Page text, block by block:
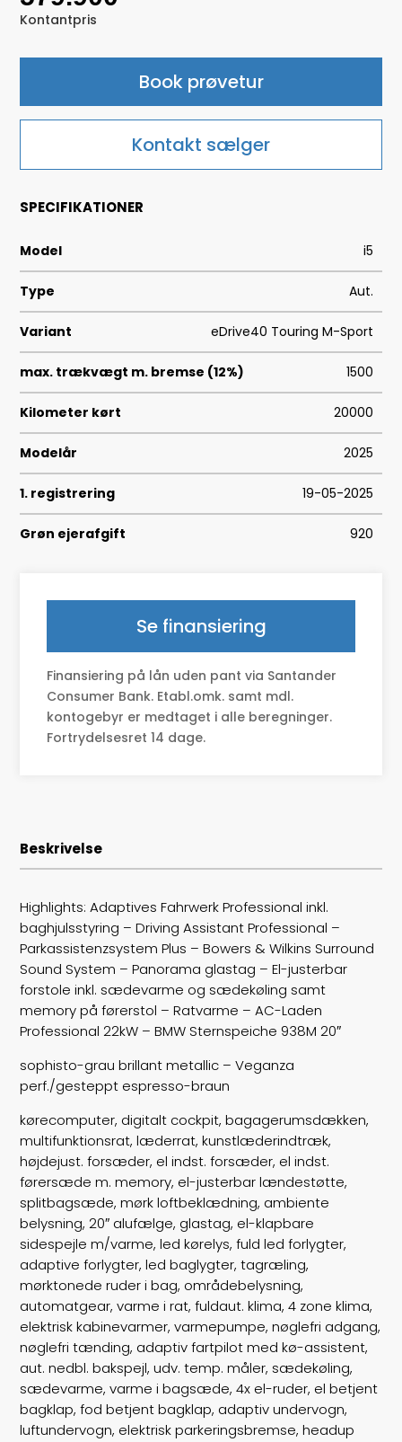
Kontantpris
Book prøvetur
Kontakt sælger
SPECIFIKATIONER
Model i5
Type Aut.
Variant eDrive40 Touring M-Sport
max. trækvægt m. bremse (12%) 1500
Kilometer kørt 20000
Modelår 2025
1. registrering 19-05-2025
Grøn ejerafgift 920
Type St.car
0-100 km/t
Tophastighed
Batterikapacitet
Længde
Bredde
Lasteevne
Trækhjul
ABS bremser
Airbags
Vægt
Døre
Farve
Se finansiering
Finansiering på lån uden pant via Santander
Consumer Bank. Etabl.omk. samt mdl.
kontogebyr er medtaget i alle beregninger.
Fortrydelsesret 14 dage.
Beskrivelse
Highlights: Adaptives Fahrwerk Professional inkl.
baghjulsstyring – Driving Assistant Professional –
Parkassistenzsystem Plus – Bowers & Wilkins Surround
Sound System – Panorama glastag – El-justerbar
forstole inkl. sædevarme og sædekøling samt
memory på førerstol – Ratvarme – AC-Laden
Professional 22kW – BMW Sternspeiche 938M 20″
sophisto-grau brillant metallic – Veganza
perf./gesteppt espresso-braun
kørecomputer, digitalt cockpit, bagagerumsdækken,
multifunktionsrat, læderrat, kunstlæderindtræk,
højdejust. forsæder, el indst. forsæder, el indst.
førersæde m. memory, el-justerbar lændestøtte,
splitbagsæde, mørk loftbeklædning, ambiente
belysning, 20″ alufælge, glastag, el-klapbare
sidespejle m/varme, led kørelys, fuld led forlygter,
adaptive forlygter, led baglygter, tagræling,
mørktonede ruder i bag, områdebelysning,
automatgear, varme i rat, fuldaut. klima, 4 zone klima,
elektrisk kabinevarmer, varmepumpe, nøglefri adgang,
nøglefri tænding, adaptiv fartpilot med kø-assistent,
aut. nedbl. bakspejl, udv. temp. måler, sædekøling,
sædevarme, varme i bagsæde, 4x el-ruder, el betjent
bagklap, fod betjent bagklap, adaptiv undervogn,
luftundervogn, elektrisk parkeringsbremse, headup